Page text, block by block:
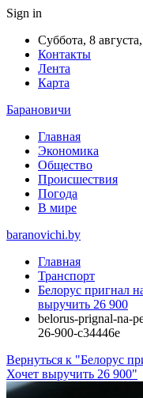
Sign in
Суббота, 8
Контакты
Лента
Карта
Барановичи
Главная
Экономика
Общество
Происшествия
Погода
В мире
baranovichi.by
Главная
Транспорт
Белорус пригнал
выручить 26 900
belorus-prignal-na-
26-900-c34446e
Вернуться к "Белорус
Хочет выручить 26 900"